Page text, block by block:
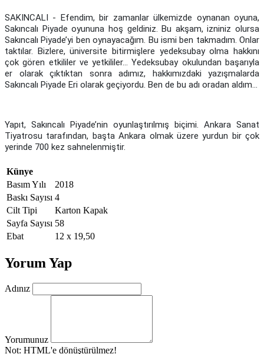
SAKINCALI - Efendim, bir zamanlar ülkemizde oynanan oyuna,
Sakıncalı Piyade oyununa hoş geldiniz. Bu akşam, izniniz olursa
Sakıncalı Piyade’yi ben oynayacağım. Bu ismi ben takmadım. Onlar
taktılar. Bizlere, üniversite bitirmişlere yedeksubay olma hakkını
çok gören etkililer ve yetkililer... Yedeksubay okulundan başarıyla
er olarak çıktıktan sonra adımız, hakkımızdaki yazışmalarda
Sakıncalı Piyade Eri olarak geçiyordu. Ben de bu adı oradan aldım...
Yapıt, Sakıncalı Piyade’nin oyunlaştırılmış biçimi. Ankara Sanat
Tiyatrosu tarafından, başta Ankara olmak üzere yurdun bir çok
yerinde 700 kez sahnelenmiştir.
Künye
Basım Yılı
2018
Baskı Sayısı 4
Cilt Tipi
Karton Kapak
Sayfa Sayısı 58
Ebat
12 x 19,50
Yorum Yap
Adınız
Yorumunuz
Not: HTML'e dönüştürülmez!